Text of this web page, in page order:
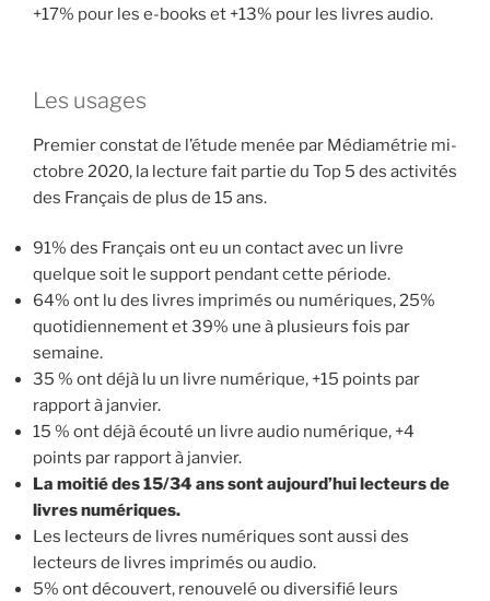
+17% pour les e-books et +13% pour les livres audio.
Les usages
Premier constat de l’étude menée par Médiamétrie mi-
ctobre 2020, la lecture fait partie du Top 5 des activités
des Français de plus de 15 ans.
91% des Français ont eu un contact avec un livre
quelque soit le support pendant cette période.
64% ont lu des livres imprimés ou numériques, 25%
quotidiennement et 39% une à plusieurs fois par
semaine.
35 % ont déjà lu un livre numérique, +15 points par
rapport à janvier.
15 % ont déjà écouté un livre audio numérique, +4
points par rapport à janvier.
La moitié des 15/34 ans sont aujourd’hui lecteurs de
livres numériques.
Les lecteurs de livres numériques sont aussi des
lecteurs de livres imprimés ou audio.
5% ont découvert, renouvelé ou diversifié leurs